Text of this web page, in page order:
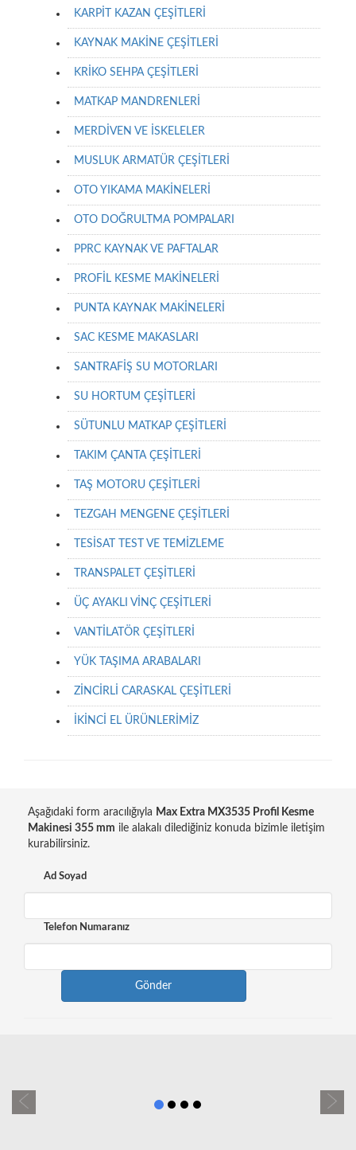
KARPİT KAZAN ÇEŞİTLERİ
KAYNAK MAKİNE ÇEŞİTLERİ
KRİKO SEHPA ÇEŞİTLERİ
MATKAP MANDRENLERİ
MERDİVEN VE İSKELELER
MUSLUK ARMATÜR ÇEŞİTLERİ
OTO YIKAMA MAKİNELERİ
OTO DOĞRULTMA POMPALARI
PPRC KAYNAK VE PAFTALAR
PROFİL KESME MAKİNELERİ
PUNTA KAYNAK MAKİNELERİ
SAC KESME MAKASLARI
SANTRAFİŞ SU MOTORLARI
SU HORTUM ÇEŞİTLERİ
SÜTUNLU MATKAP ÇEŞİTLERİ
TAKIM ÇANTA ÇEŞİTLERİ
TAŞ MOTORU ÇEŞİTLERİ
TEZGAH MENGENE ÇEŞİTLERİ
TESİSAT TEST VE TEMİZLEME
TRANSPALET ÇEŞİTLERİ
ÜÇ AYAKLI VİNÇ ÇEŞİTLERİ
VANTİLATÖR ÇEŞİTLERİ
YÜK TAŞIMA ARABALARI
ZİNCİRLİ CARASKAL ÇEŞİTLERİ
İKİNCİ EL ÜRÜNLERİMİZ
Aşağıdaki form aracılığıyla Max Extra MX3535 Profil Kesme
Makinesi 355 mm ile alakalı dilediğiniz konuda bizimle iletişim
kurabilirsiniz.
Ad Soyad
Telefon Numaranız
Next